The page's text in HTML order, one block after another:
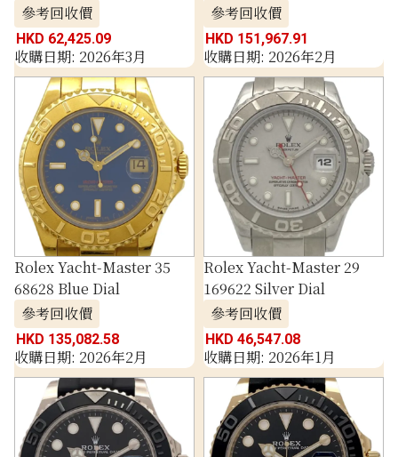
參考回收價
HKD 62,425.09
收購日期: 2026年3月
參考回收價
HKD 151,967.91
收購日期: 2026年2月
Rolex Yacht-Master 35
68628 Blue Dial
參考回收價
HKD 135,082.58
收購日期: 2026年2月
Rolex Yacht-Master 29
169622 Silver Dial
參考回收價
HKD 46,547.08
收購日期: 2026年1月